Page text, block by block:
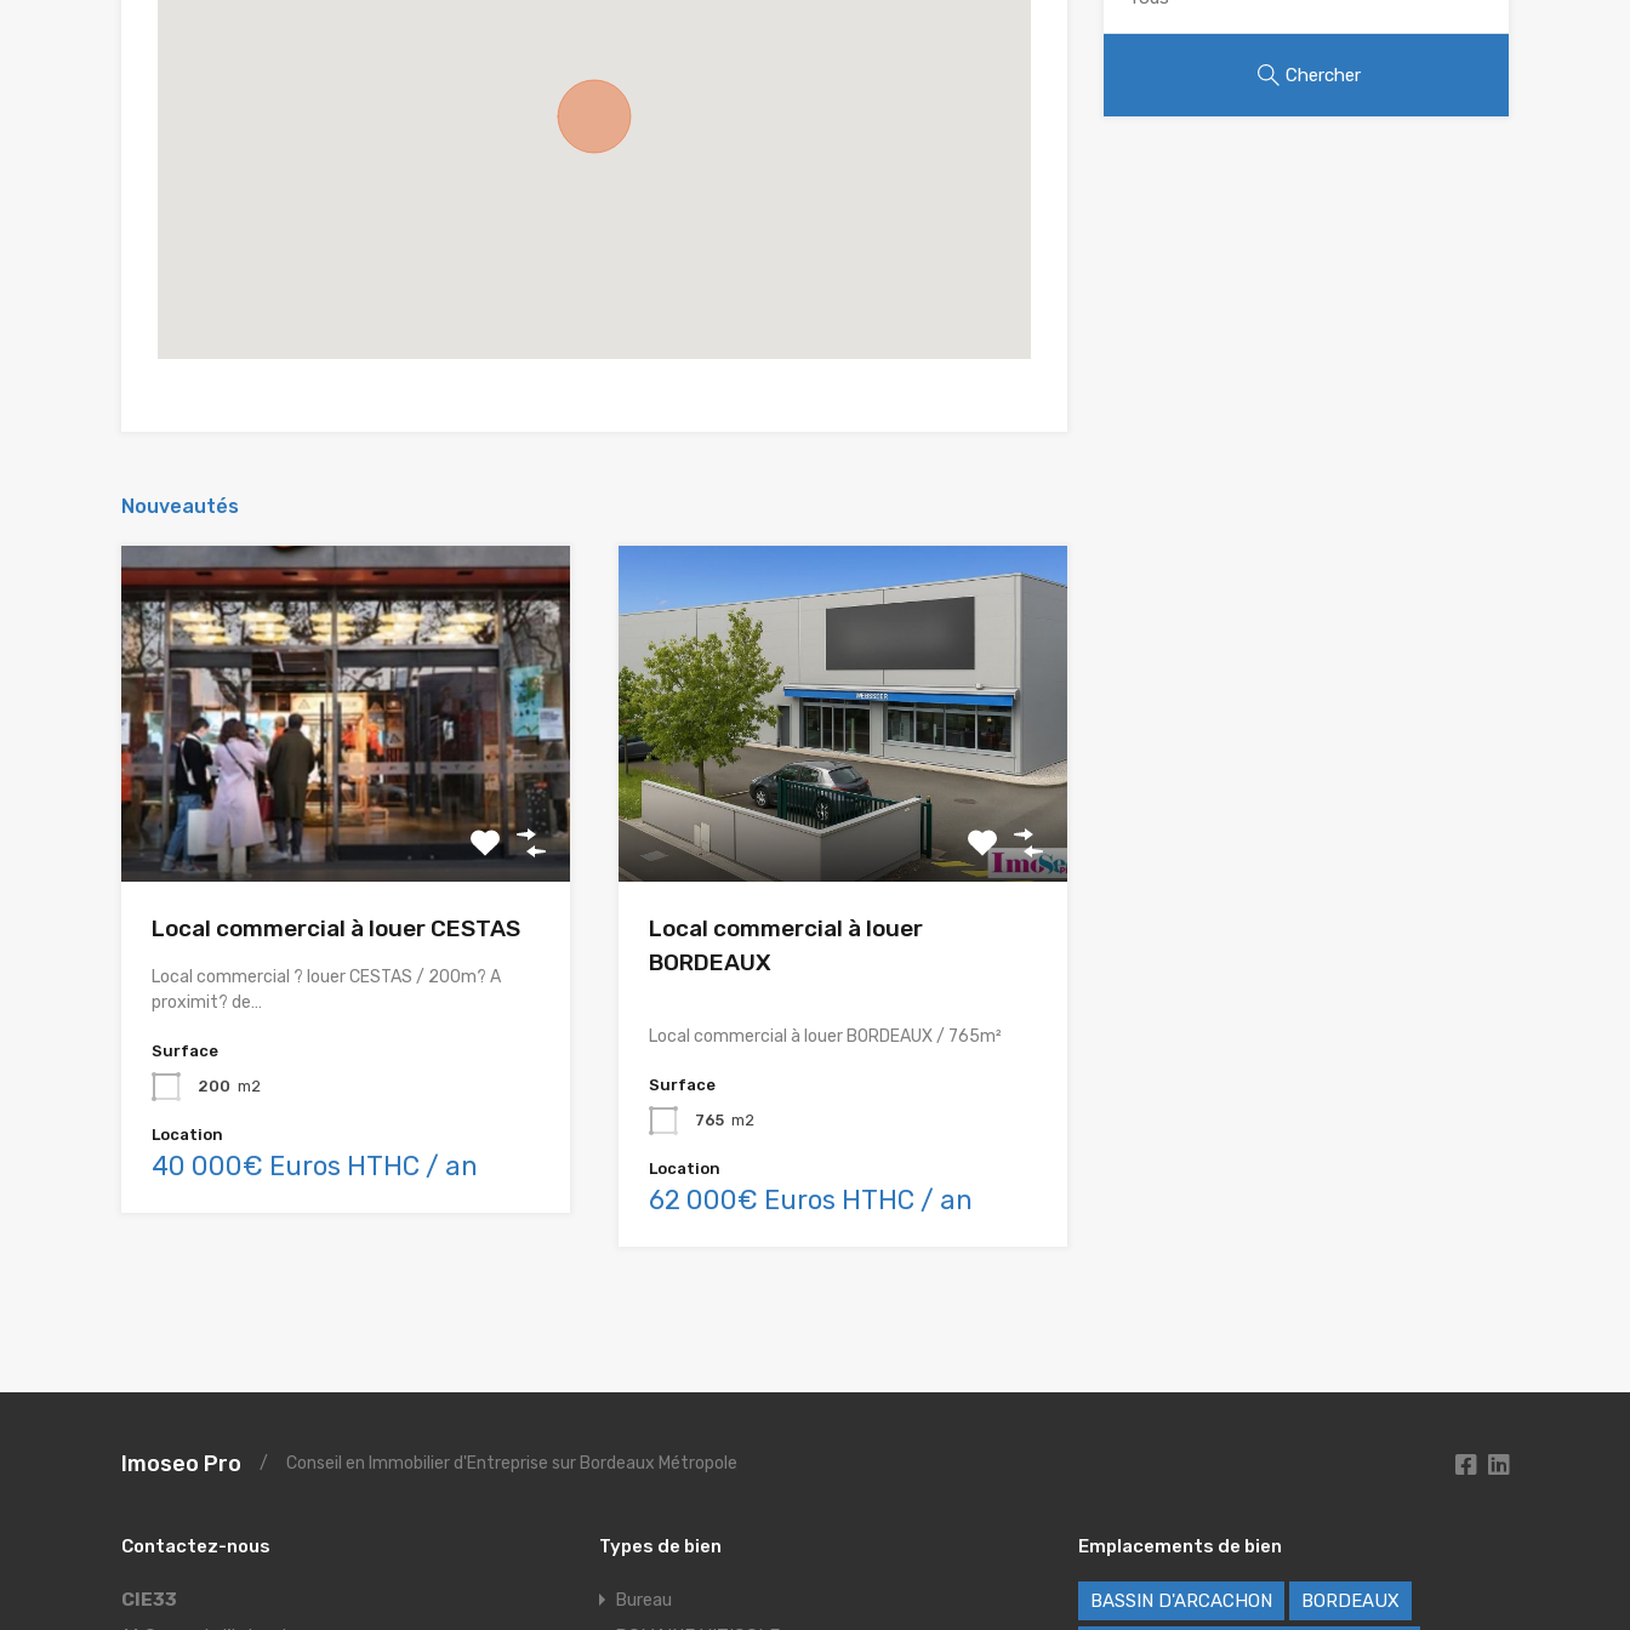
Nouveautés
Local commercial à louer CESTAS
Local commercial ? louer CESTAS / 200m? A
proximit? de…
Surface
200 m2
Location
40 000€ Euros HTHC / an
Local commercial à louer
BORDEAUX
Local commercial à louer BORDEAUX / 765m²
Surface
765 m2
Location
62 000€ Euros HTHC / an
Chercher
Imoseo Pro / Conseil en Immobilier d'Entreprise sur Bordeaux Métropole
Contactez-nous
CIE33
Types de bien
Bureau
Emplacements de bien
BASSIN D'ARCACHON BORDEAUX